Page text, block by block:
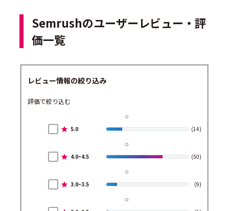
Semrushのユーザーレビュー・評
価一覧
レビュー情報の絞り込み
評価で絞り込む
5.0 (14)
4.0~4.5 (50)
3.0~3.5 (9)